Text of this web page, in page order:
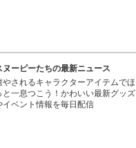
ヌーピーたちの最新ニュース
やされるキャラクターアイテムでほ
と一息つこう！かわいい最新グッズ
イベント情報を毎日配信